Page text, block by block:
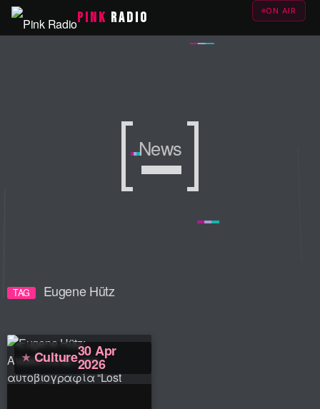
PINK RADIO ON AIR
News
News
News
TAG Eugene Hütz
Culture30 Apr
2026